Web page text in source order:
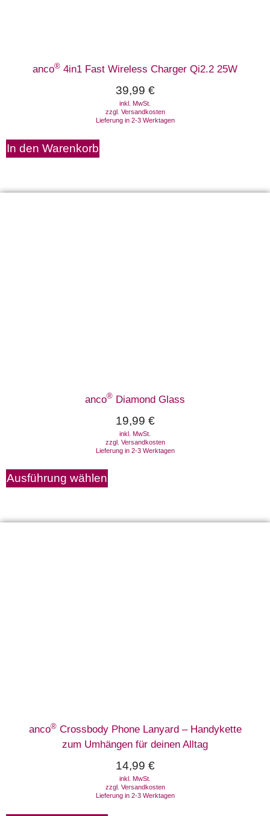
anco® 4in1 Fast Wireless Charger Qi2.2 25W
39,99 €
inkl. MwSt.
zzgl. Versandkosten
Lieferung in 2-3 Werktagen
In den Warenkorb
anco® Diamond Glass
19,99 €
inkl. MwSt.
zzgl. Versandkosten
Lieferung in 2-3 Werktagen
Ausführung wählen
anco®Crossbody Phone Lanyard – Handykette
zum Umhängen für deinen Alltag
14,99 €
inkl. MwSt.
zzgl. Versandkosten
Lieferung in 2-3 Werktagen